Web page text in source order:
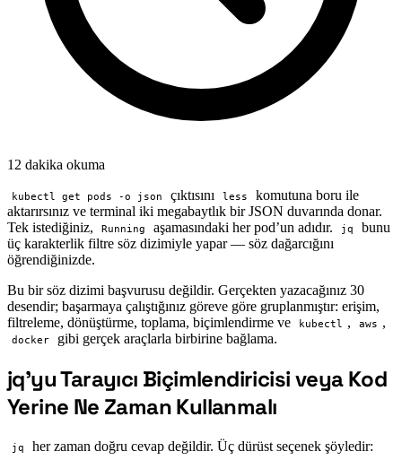
12 dakika okuma
kubectl get pods -o json çıktısını less
komutuna boru ile
aktarırsınız ve terminal iki megabaytlık bir JSON duvarında donar.
Tek istediğiniz,
Running aşamasındaki her pod’un adıdır. jq
bunu
üç karakterlik filtre söz dizimiyle yapar — söz dağarcığını
öğrendiğinizde.
Bu bir söz dizimi başvurusu değildir. Gerçekten yazacağınız 30
desendir; başarmaya çalıştığınız göreve göre gruplanmıştır: erişim,
filtreleme, dönüştürme, toplama, biçimlendirme ve
kubectl , aws ,
docker gibi gerçek araçlarla birbirine bağlama.
#
jq’yu Tarayıcı Biçimlendiricisi veya Kod
Yerine Ne Zaman Kullanmalı
jq her zaman doğru cevap değildir. Üç dürüst seçenek şöyledir: